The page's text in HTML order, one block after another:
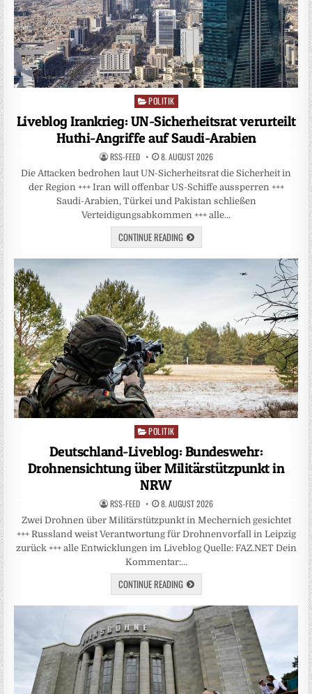
Posted
in
POLITIK
Liveblog Irankrieg: UN-Sicherheitsrat verurteilt
Huthi-Angriffe auf Saudi-Arabien
RSS-FEED 8. AUGUST 2026
Die Attacken bedrohen laut UN-Sicherheitsrat die Sicherheit in
der Region +++ Iran will offenbar US-Schiffe aussperren +++
Saudi-Arabien, Türkei und Pakistan schließen
Verteidigungsabkommen +++ alle…
CONTINUE READING
Posted
in
POLITIK
Deutschland-Liveblog: Bundeswehr:
Drohnensichtung über Militärstützpunkt in
NRW
RSS-FEED 8. AUGUST 2026
Zwei Drohnen über Militärstützpunkt in Mechernich gesichtet
+++ Russland weist Verantwortung für Drohnenvorfall in Leipzig
zurück +++ alle Entwicklungen im Liveblog Quelle: FAZ.NET Dein
Kommentar:…
CONTINUE READING